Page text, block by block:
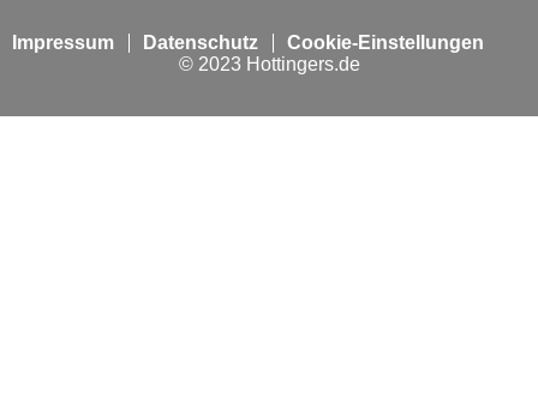
Impressum Datenschutz
Cookie-Einstellungen
© 2023 Hottingers.de